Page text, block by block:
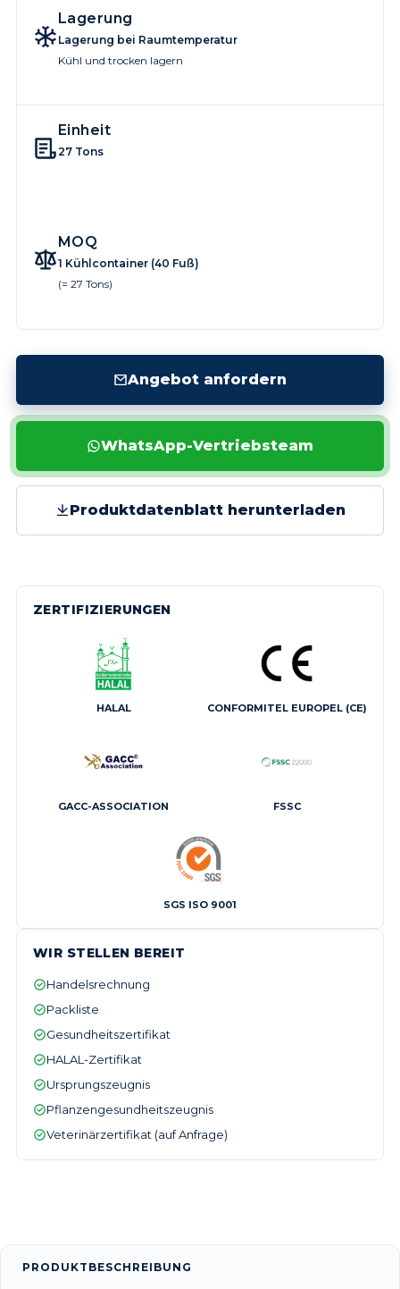
Lagerung
Lagerung bei Raumtemperatur
Kühl und trocken lagern
Einheit
27 Tons
MOQ
1 Kühlcontainer (40 Fuß)
(= 27 Tons)
Angebot anfordern
WhatsApp-Vertriebsteam
Produktdatenblatt herunterladen
ZERTIFIZIERUNGEN
HALAL CONFORMITEL EUROPEL (CE)
GACC-ASSOCIATION FSSC
SGS ISO 9001
WIR STELLEN BEREIT
Handelsrechnung
Packliste
Gesundheitszertifikat
HALAL-Zertifikat
Ursprungszeugnis
Pflanzengesundheitszeugnis
Veterinärzertifikat (auf Anfrage)
PRODUKTBESCHREIBUNG